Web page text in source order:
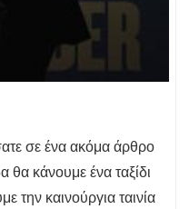
σε ένα ακόμα άρθρο
θα κάνουμε ένα ταξίδι
την καινούργια ταινία